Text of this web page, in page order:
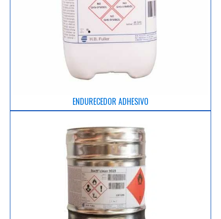
ENDURECEDOR ADHESIVO